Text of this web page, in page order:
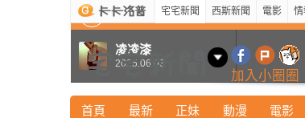
宅宅新聞 西斯新聞 電影 情
加入小圈圈
首頁 最新 正妹 動漫 電影
最新 新奇 正妹 寵物 型男
凌凌漆
2025.06.03